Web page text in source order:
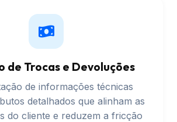
de Trocas e Devoluções
de informações técnicas
detalhados que alinham as
do cliente e reduzem a fricção